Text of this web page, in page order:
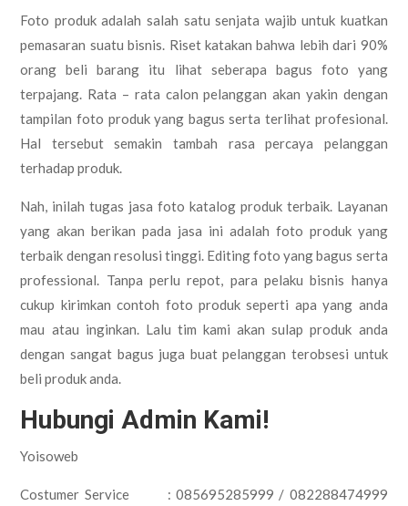
Foto produk adalah salah satu senjata wajib untuk kuatkan
pemasaran suatu bisnis. Riset katakan bahwa lebih dari 90%
orang beli barang itu lihat seberapa bagus foto yang
terpajang. Rata – rata calon pelanggan akan yakin dengan
tampilan foto produk yang bagus serta terlihat profesional.
Hal tersebut semakin tambah rasa percaya pelanggan
terhadap produk.
Nah, inilah tugas jasa foto katalog produk terbaik. Layanan
yang akan berikan pada jasa ini adalah foto produk yang
terbaik dengan resolusi tinggi. Editing foto yang bagus serta
professional. Tanpa perlu repot, para pelaku bisnis hanya
cukup kirimkan contoh foto produk seperti apa yang anda
mau atau inginkan. Lalu tim kami akan sulap produk anda
dengan sangat bagus juga buat pelanggan terobsesi untuk
beli produk anda.
Hubungi Admin Kami!
Yoisoweb
Costumer Service : 085695285999 / 082288474999